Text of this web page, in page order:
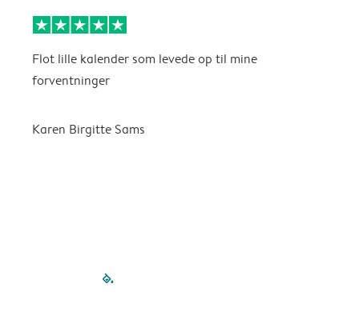
Flot lille kalender som levede op til mine
forventninger
Karen Birgitte Sams
filled-pagination